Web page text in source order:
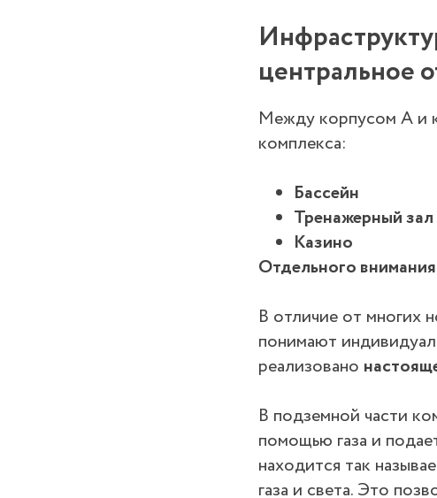
центральное
Между корпусом А и
комплекса:
Бассейн
Тренажерный зал
Казино
Отдельного
В отличие от многих
понимают
реализовано
В подземной части
помощью газа и
находится так
газа и света. Это